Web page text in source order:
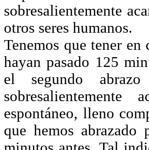
sobresalientemente
otros seres humanos.
Tenemos que tener en
hayan pasado 125
el segundo
espontáneo, lleno
que hemos